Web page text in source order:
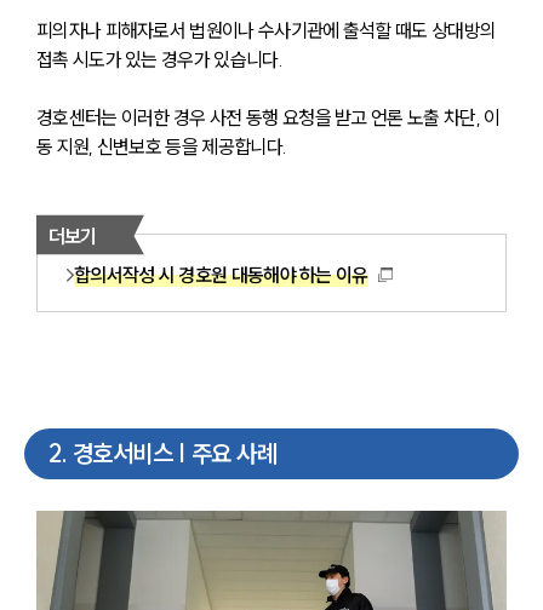
피의자나 피해자로서 법원이나 수사기관에 출석할 때도 상대방의
접촉 시도가 있는 경우가 있습니다.
경호센터는 이러한 경우 사전 동행 요청을 받고 언론 노출 차단, 이
동 지원, 신변보호 등을 제공합니다.
더보기
합의서작성 시 경호원 대동해야 하는 이유
2. 경호서비스 | 주요 사례